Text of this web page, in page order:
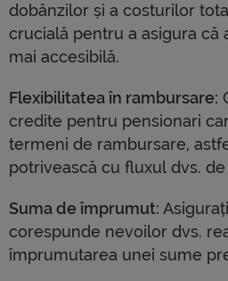
dobânzilor și a costurilor
crucială pentru a asigura că
mai accesibilă.
Flexibilitatea în rambursare:
credite pentru pensionari
termeni de rambursare,
potrivească cu fluxul dvs.
Suma de împrumut:
corespunde nevoilor dvs.
împrumutarea unei sume